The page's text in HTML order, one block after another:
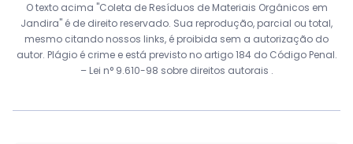
O texto acima "Coleta de Resíduos de Materiais Orgânicos em
Jandira" é de direito reservado. Sua reprodução, parcial ou total,
mesmo citando nossos links, é proibida sem a autorização do
autor. Plágio é crime e está previsto no artigo 184 do Código Penal.
– Lei n° 9.610-98 sobre direitos autorais .